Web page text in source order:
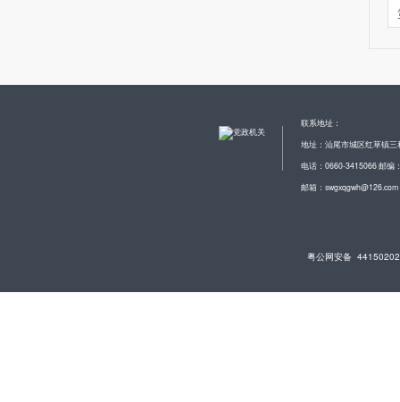
联系地址：
地址：汕尾市城区红草镇
电话：0660-3415066 邮编
邮箱：swgxqgwh@126.com
粤公网安备